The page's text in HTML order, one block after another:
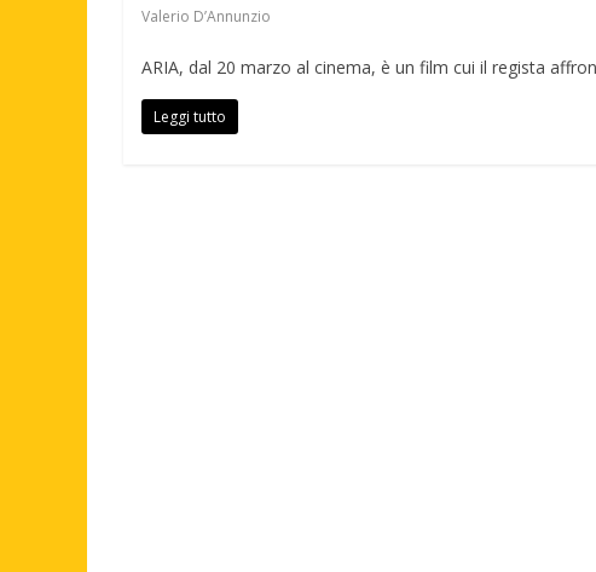
Valerio D’Annunzio
ARIA, dal 20 marzo al cinema, è un film cui il regista
Leggi tutto